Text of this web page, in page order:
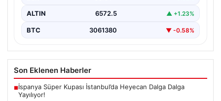
ALTIN 6572.5 ▲ +1.23%
BTC 3061380 ▼ -0.58%
Son Eklenen Haberler
■İspanya Süper Kupası İstanbul’da Heyecan Dalga Dalga
Yayılıyor!